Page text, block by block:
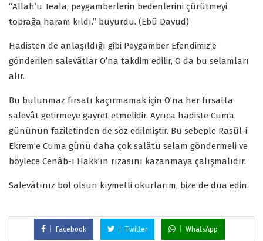
“Allah’u Teala, peygamberlerin bedenlerini çürütmeyi
toprağa haram kıldı.” buyurdu. (Ebû Davud)
Hadisten de anlaşıldığı gibi Peygamber Efendimiz’e
gönderilen salevâtlar O’na takdim edilir, O da bu selamları
alır.
Bu bulunmaz fırsatı kaçırmamak için O’na her fırsatta
salevât getirmeye gayret etmelidir. Ayrıca hadiste Cuma
gününün faziletinden de söz edilmiştir. Bu sebeple Rasûl-i
Ekrem’e Cuma günü daha çok salâtü selam göndermeli ve
böylece Cenâb-ı Hakk’ın rızasını kazanmaya çalışmalıdır.
Salevâtınız bol olsun kıymetli okurlarım, bize de dua edin.
Facebook Twitter WhatsApp